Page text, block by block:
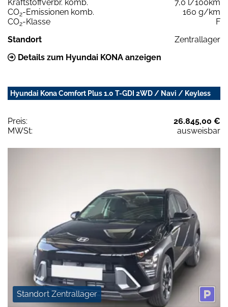
Kraftstoffverbr. komb.
7,0 l/100km
CO2-Emissionen komb.
160 g/km
CO2-Klasse
F
Standort
Zentrallager
Details zum Hyundai KONA anzeigen
Hyundai Kona Comfort Plus 1.0 T-GDI 2WD / Navi / Keyless
Preis:
26.845,00 €
MWSt:
ausweisbar
Standort Zentrallager